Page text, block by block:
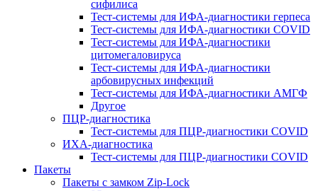
сифилиса
Тест-системы для ИФА-диагностики герпеса
Тест-системы для ИФА-диагностики COVID
Тест-системы для ИФА-диагностики
цитомегаловируса
Тест-системы для ИФА-диагностики
арбовирусных инфекций
Тест-системы для ИФА-диагностики АМГФ
Другое
ПЦР-диагностика
Тест-системы для ПЦР-диагностики COVID
ИХА-диагностика
Тест-системы для ПЦР-диагностики COVID
Пакеты
Пакеты с замком Zip-Lock